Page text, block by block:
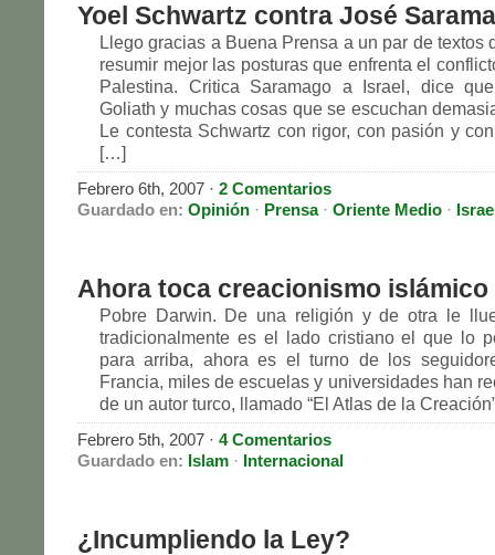
Yoel Schwartz contra José
Llego gracias a Buena Prensa a un par de textos
resumir mejor las posturas que enfrenta el
Palestina. Critica Saramago a Israel, dice
Goliath y muchas cosas que se escuchan
Le contesta Schwartz con rigor, con pasión y
[…]
Febrero 6th, 2007 · 2 Comentarios
Guardado en: Opinión · Prensa· Oriente Medio ·
Ahora toca creacionismo islámico
Pobre Darwin. De una religión y de otra le
tradicionalmente es el lado cristiano el que lo
para arriba, ahora es el turno de los
Francia, miles de escuelas y universidades han
de un autor turco, llamado “El Atlas de la
Febrero 5th, 2007 · 4 Comentarios
Guardado en: Islam · Internacional
¿Incumpliendo la Ley?